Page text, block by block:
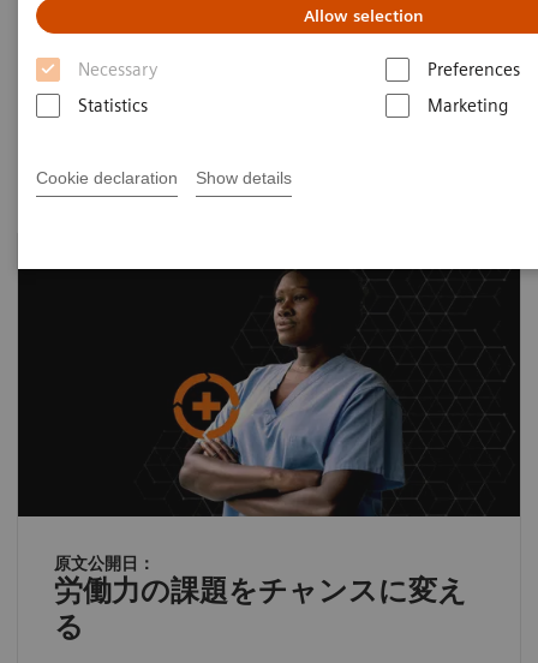
Allow selection
Necessary
Preferences
Statistics
Marketing
Cookie declaration Show details
原文公開日：
労働力の課題をチャンスに変え
る